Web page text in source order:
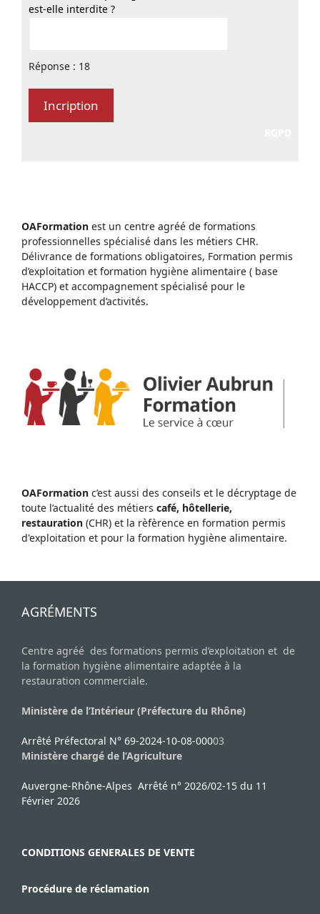
est-elle interdite ?
Réponse : 18
OAFormation est un centre agréé de formations
professionnelles spécialisé dans les métiers CHR.
Délivrance de formations obligatoires, Formation permis
d’exploitation et formation hygiène alimentaire ( base
HACCP) et accompagnement spécialisé pour le
développement d’activités.
OAFormation c’est aussi des conseils et le décryptage de
toute l’actualité des métiers café, hôtellerie,
restauration (CHR) et la rèfèrence en formation permis
d'exploitation et pour la formation hygiène alimentaire.
AGRÉMENTS
Centre agréé des formations permis d’exploitation et de
la formation hygiène alimentaire adaptée à la
restauration commerciale.
Ministère de l’Intérieur (Préfecture du Rhône)
Arrêté Préfectoral N° 69-2024-10-08-00003
Ministère chargé de l’Agriculture
Auvergne-Rhône-Alpes Arrêté n° 2026/02-15 du 11
Février 2026
CONDITIONS GENERALES DE VENTE
Procédure de réclamation